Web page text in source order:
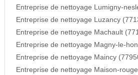
Entreprise de nettoyage Lumigny-
Entreprise de nettoyage Luzancy
Entreprise de nettoyage Machault
Entreprise de nettoyage Magny-le-
Entreprise de nettoyage Maincy
Entreprise de nettoyage Maison-